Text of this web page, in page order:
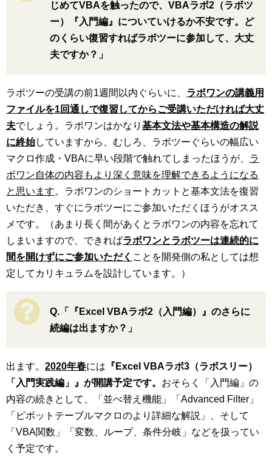
じめてVBAを触ったので、VBAラボ2（ラボツ
ー）『入門編』についていけるか不安です。ど
のくらい復習すればラボツーに参加して、大丈
夫ですか？」
ラボツーの受講の前1週間以内ぐらいに、 ラボワンの講義用
ファイルを1回通しで復習してからご受講いただければ大丈
夫でしょう。ラボワンはかなり 基本文法や基本構造の解説
に終始していますから、むしろ、ラボツーぐらいの幅広い
マクロ作成・VBAに早い段階で触れてしまったほうが、 ラ
ボワン自体の内容もより深く意味を理解できるようになる
と思います。ラボワンのショートカットと基本文法を復習
いただき、すぐにラボツーにご参加いただくほうがオスス
メです。（あまり長く間があくとラボワンの内容を忘れて
しまいますので、できればラボワンとラボツーは連続的に
間を開けずにご参加いただく ことを開発側の私としては想
定してカリキュラムを設計しています。）
Q.「『Excel VBAラボ2（入門編）』のさらに
続編は出ますか？」
出ます。 2020年春には 『Excel VBAラボ3（ラボスリー）
「入門実践編」』が開講予定です。 おそらく「入門編」の
内容の続きとして、「並べ替え機能」「Advanced Filter」
「ピボットテーブルマクロのより詳細な解説」、そして
「VBA関数」「変数、ループ、条件分岐」などを扱ってい
く予定です。